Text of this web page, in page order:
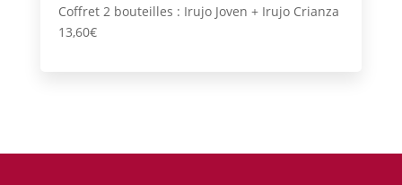
Coffret 2 bouteilles : Irujo Joven + Irujo Crianza
13,60€